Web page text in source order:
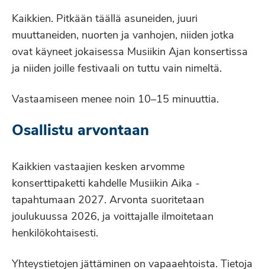
Kaikkien. Pitkään täällä asuneiden, juuri
muuttaneiden, nuorten ja vanhojen, niiden jotka
ovat käyneet jokaisessa Musiikin Ajan konsertissa
ja niiden joille festivaali on tuttu vain nimeltä.
Vastaamiseen menee noin 10–15 minuuttia.
Osallistu arvontaan
Kaikkien vastaajien kesken arvomme
konserttipaketti kahdelle Musiikin Aika -
tapahtumaan 2027. Arvonta suoritetaan
joulukuussa 2026, ja voittajalle ilmoitetaan
henkilökohtaisesti.
Yhteystietojen jättäminen on vapaaehtoista. Tietoja